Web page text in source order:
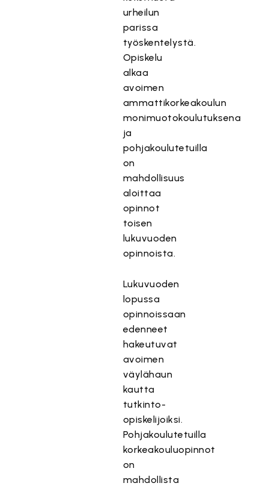
urheilun
parissa
työskentelystä.
Opiskelu
alkaa
avoimen
ammattikorkeakoulun
monimuotokoulutuksena
ja
pohjakoulutetuilla
on
mahdollisuus
aloittaa
opinnot
toisen
lukuvuoden
opinnoista.
Lukuvuoden
lopussa
opinnoissaan
edenneet
hakeutuvat
avoimen
väylähaun
kautta
tutkinto-
opiskelijoiksi.
Pohjakoulutetuilla
korkeakouluopinnot
on
mahdollista